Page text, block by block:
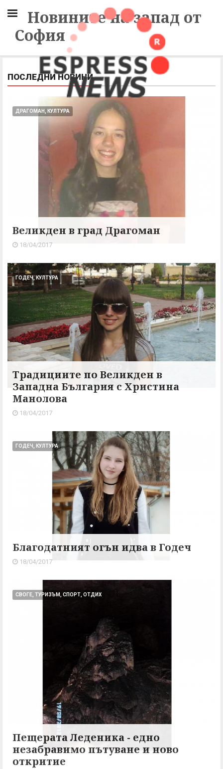
Новините на запад от
София
ПОСЛЕДНИ НОВИНИ
ДРАГОМАН, КУЛТУРА
Великден в град Драгоман
18/04/2017
ГОДЕЧ, КУЛТУРА
Традициите по Великден в
Западна България с Христина
Манолова
18/04/2017
ГОДЕЧ, КУЛТУРА
Благодатният огън идва в Годеч
18/04/2017
СВОГЕ, ТУРИЗЪМ, СПОРТ, ОТДИХ
Пещерата Леденика - едно
незабравимо пътуване и ново
откритие